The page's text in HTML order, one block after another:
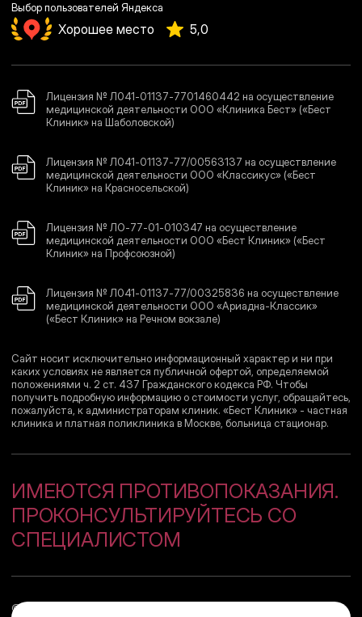
Выбор пользователей Яндекса
Хорошее место 5,0
Лицензия № Л041-01137-7701460442 на осуществление
медицинской деятельности ООО «Клиника Бест» («Бест
Клиник» на Шаболовской)
Лицензия № Л041-01137-77/00563137 на осуществление
медицинской деятельности ООО «Классикус» («Бест
Клиник» на Красносельской)
Лицензия № ЛО-77-01-010347 на осуществление
медицинской деятельности ООО «Бест Клиник» («Бест
Клиник» на Профсоюзной)
Лицензия № Л041-01137-77/00325836 на осуществление
медицинской деятельности ООО «Ариадна-Классик»
(«Бест Клиник» на Речном вокзале)
Сайт носит исключительно информационный характер и ни при
каких условиях не является публичной офертой, определяемой
положениями ч. 2 ст. 437 Гражданского кодекса РФ. Чтобы
получить подробную информацию о стоимости услуг, обращайтесь,
пожалуйста, к администраторам клиник. «Бест Клиник» - частная
клиника и платная поликлиника в Москве, больница стационар.
ИМЕЮТСЯ ПРОТИВОПОКАЗАНИЯ.
ПРОКОНСУЛЬТИРУЙТЕСЬ СО
СПЕЦИАЛИСТОМ
© 2008–2026 Сеть медицинских центров